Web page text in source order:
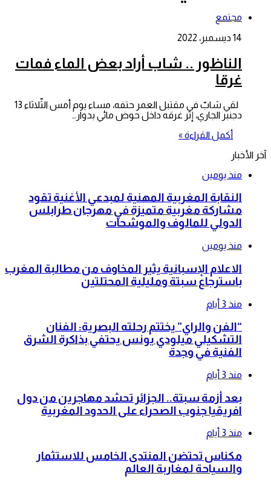
مجتمع
14 ديسمبر، 2022
الناظور .. شاب أراد بعض الماء فمات
غرقا
لقي شابّ في مقتبل العمر حتفه، مساء يوم أمس الثّلاثاء 13
دجنبر الجاري، إثر غرقه داخل حوض مائي بدوار…
أكمل القراءة »
آخر الأخبار
منذ يومين
النقابة المغربية المهنية لمبدعي الأغنية تقود
مشاركة مغربية متميزة في مهرجان طرابلس
الدولي للمالوف والموشحات
منذ يومين
الاعلام الإسبانية يثير المخاوف من مطالبة المغرب
باسترجاع سبتة ومليلية المحتلتين
منذ 3 أيام
“الفن والراي” يختتم رحلته البصرية: الفنان
التشكيلي ميلودي يونس يحتفي بذاكرة الشرق
الفنية في وجدة
منذ 3 أيام
بعد أزمة سبتة.. الجزائر تحشد مهاجرين من دول
افريقيا جنوب الصحراء على الحدود المغربية
منذ 3 أيام
مكناس تحتضن المنتدى الخامس للاستثمار
والسياحة لمغاربة العالم